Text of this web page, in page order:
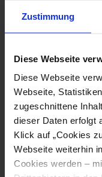
Zustimmung
Diese Webseite
Diese Webseite
Webseite,
zugeschnittene
dieser Daten erfolgt
Klick auf „Cookies
Webseite weiterhin
Cookies werden –
Wir bauen für
regelmäßige
notwendig. Welche
nachstehenden
angegebenen
wetter- oder
kurzfristigen
geplanten
gegeben.